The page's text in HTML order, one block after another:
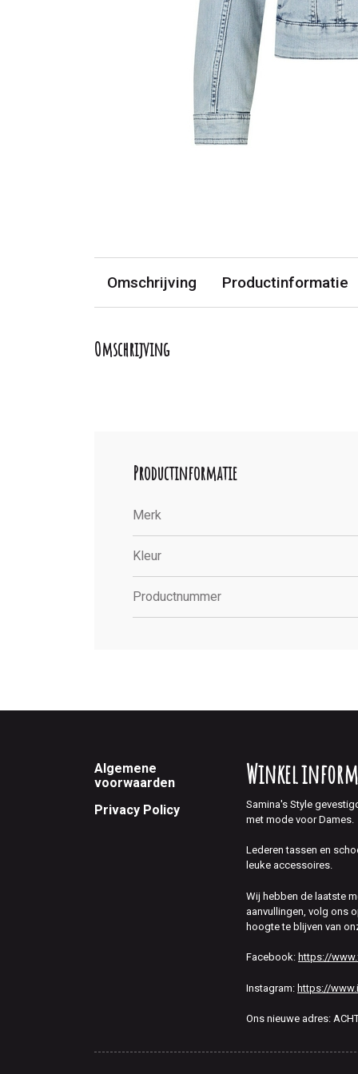
Omschrijving Productinformatie
Omschrijving
Productinformatie
Merk
Kleur
Productnummer
Footer
Algemene
voorwaarden
Privacy Policy
Winkel
Samina's Style
met mode voor Dames.
Lederen tassen en
leuke accessoires.
Wij hebben de laatste
aanvullingen, volg ons
hoogte te blijven van
Facebook: https://
Instagram: https://
Ons nieuwe adres: